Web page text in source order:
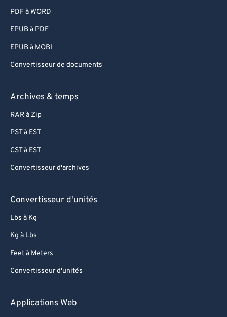
PDF à WORD
EPUB à PDF
EPUB à MOBI
Convertisseur de documents
Archives & temps
RAR à Zip
PST à EST
CST à EST
Convertisseur d'archives
Convertisseur d'unités
Lbs à Kg
Kg à Lbs
Feet à Meters
Convertisseur d'unités
Applications Web